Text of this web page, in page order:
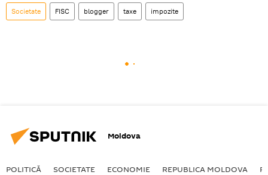
Societate FISC blogger taxe impozite
Moldova
POLITICĂ SOCIETATE ECONOMIE REPUBLICA MOLDOVA